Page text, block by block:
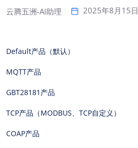
云腾五洲-AI助理 2025年8月15日
Default产品（默认）
MQTT产品
GBT28181产品
TCP产品（MODBUS、TCP自定义）
COAP产品